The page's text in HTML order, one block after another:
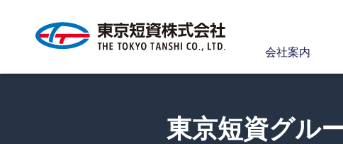
会社案内
東京短資グル